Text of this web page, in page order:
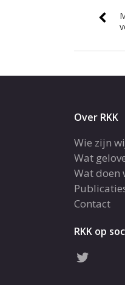
Over RKK
Wie zijn
Wat
Wat doen
Contact
RKK op